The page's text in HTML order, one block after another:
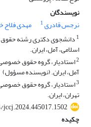
نویسندگان
نرجس قادری1 مهدی فلاح
1 دانشجوی دکتری رشته حقوق
اسلامی، آمل، ایران.
2استادیار، گروه حقوق
آمل، ایران. (نویسنده مسؤول)
3استادیار، گروه حقوق
تهران، ایران.
jccj.2024.445017.1502
چکیده